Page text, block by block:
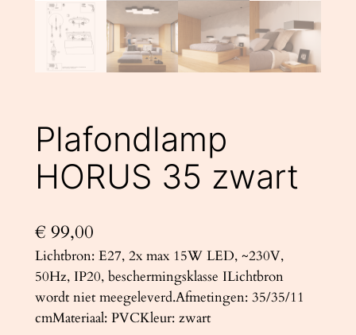
Plafondlamp
HORUS 35 zwart
€ 99,00
Lichtbron: E27, 2x max 15W LED, ~230V,
50Hz, IP20, beschermingsklasse ILichtbron
wordt niet meegeleverd.Afmetingen: 35/35/11
cmMateriaal: PVCKleur: zwart